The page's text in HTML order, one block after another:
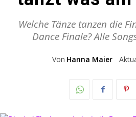
Welche Tänze tanzen die
Dance Finale? Alle
Von Hanna Maier